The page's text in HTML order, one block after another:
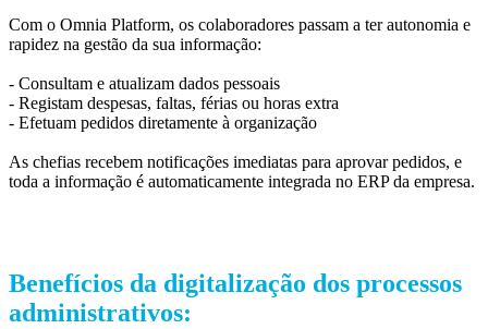
Com o Omnia Platform, os colaboradores passam a ter autonomia e
rapidez na gestão da sua informação:
- Consultam e atualizam dados pessoais
- Registam despesas, faltas, férias ou horas extra
- Efetuam pedidos diretamente à organização
As chefias recebem notificações imediatas para aprovar pedidos, e
toda a informação é automaticamente integrada no ERP da empresa.
Benefícios da digitalização dos processos
administrativos: